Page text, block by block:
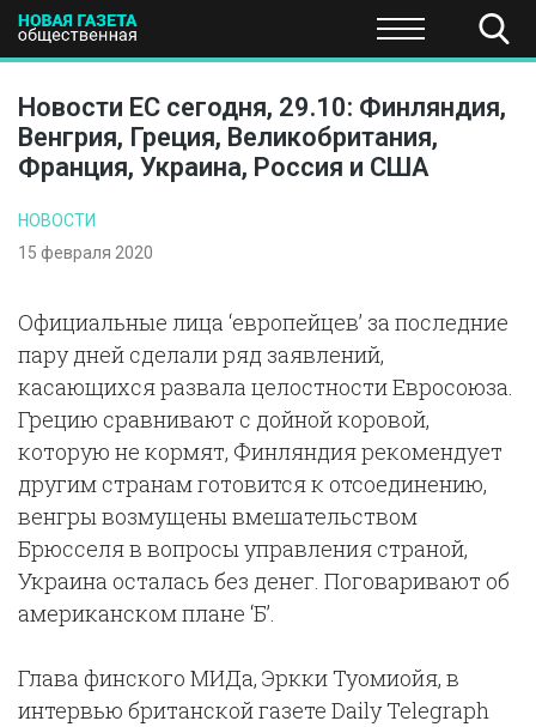
ПОЛИТИКА ЭКОНОМИКА НАУКА И
Новости ЕС сегодня, 29.10: Финляндия,
Венгрия, Греция, Великобритания,
Франция, Украина, Россия и США
НОВОСТИ
15 февраля 2020
Официальные лица ‘европейцев’ за последние
пару дней сделали ряд заявлений,
касающихся развала целостности Евросоюза.
Грецию сравнивают с дойной коровой,
которую не кормят, Финляндия рекомендует
другим странам готовится к отсоединению,
венгры возмущены вмешательством
Брюсселя в вопросы управления страной,
Украина осталась без денег. Поговаривают об
американском плане ‘Б’.
Глава финского МИДа, Эркки Туомиойя, в
интервью британской газете Daily Telegraph